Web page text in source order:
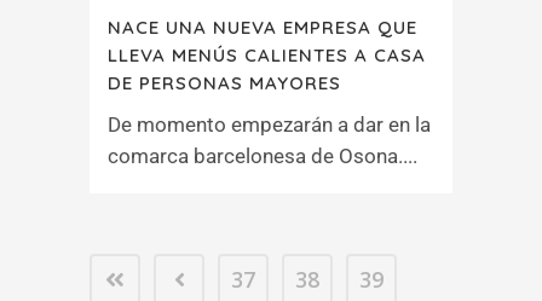
NACE UNA NUEVA EMPRESA QUE
LLEVA MENÚS CALIENTES A CASA
DE PERSONAS MAYORES
De momento empezarán a dar en la
comarca barcelonesa de Osona....
37 38
39